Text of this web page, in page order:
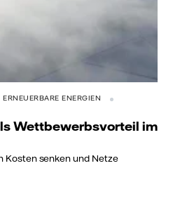
ERNEUERBARE ENERGIEN
Wettbewerbsvorteil im
Kosten senken und Netze